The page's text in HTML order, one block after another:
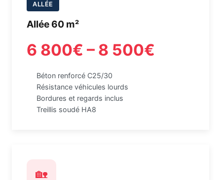
ALLÉE
Allée 60 m²
6 800€ – 8 500€
Béton renforcé C25/30
Résistance véhicules lourds
Bordures et regards inclus
Treillis soudé HA8
🏡